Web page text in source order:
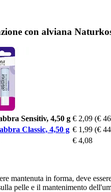
con alviana
Sensitiv, 4,50 g € 2,09 (€
Classic, 4,50 g € 1,99 (€
€ 4,08
mantenuta in forma, deve
pelle e il mantenimento